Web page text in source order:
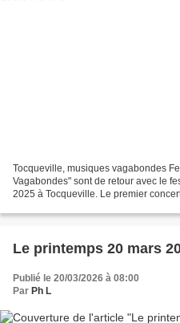
Tocqueville, musiques vagabondes
Vagabondes" sont de retour avec le
2025 à Tocqueville. Le premier
Le printemps 20 mars
Publié le 20/03/2026 à 08:00
Par Ph L